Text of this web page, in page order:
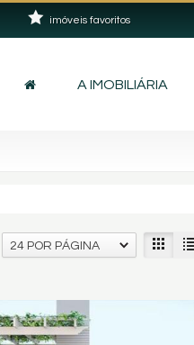
imóveis favoritos
A IMOBILIÁRIA
24 POR PÁGINA